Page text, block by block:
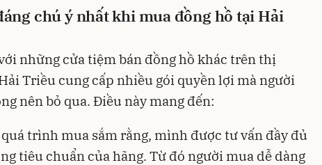
chú ý nhất khi mua đồng hồ tại Hải
những cửa tiệm bán đồng hồ khác trên thị
Triều cung cấp nhiều gói quyền lợi mà người
nên bỏ qua. Điều này mang đến:
trình mua sắm rằng, mình được tư vấn đầy đủ
tiêu chuẩn của hãng. Từ đó người mua dễ dàng